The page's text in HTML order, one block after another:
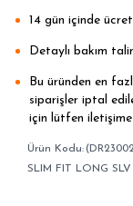
14 gün içinde
Detaylı bakım
Bu üründen en
siparişler iptal
için lütfen
SLIM FIT LONG